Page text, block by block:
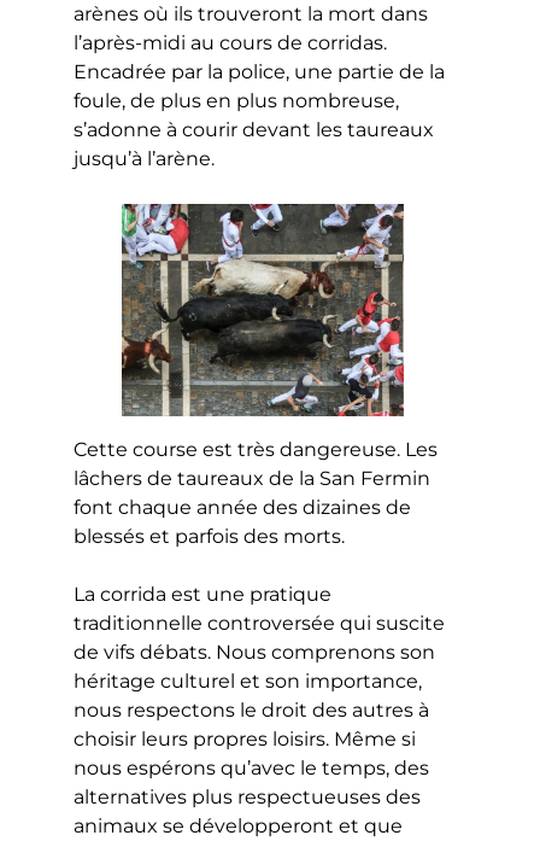
arènes où ils trouveront la mort dans
l’après-midi au cours de corridas.
Encadrée par la police, une partie de la
foule, de plus en plus nombreuse,
s’adonne à courir devant les taureaux
jusqu’à l’arène.
Cette course est très dangereuse. Les
lâchers de taureaux de la San Fermin
font chaque année des dizaines de
blessés et parfois des morts.
La corrida est une pratique
traditionnelle controversée qui suscite
de vifs débats. Nous comprenons son
héritage culturel et son importance,
nous respectons le droit des autres à
choisir leurs propres loisirs. Même si
nous espérons qu’avec le temps, des
alternatives plus respectueuses des
animaux se développeront et que